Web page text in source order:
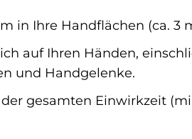
in Ihre Handflächen (ca. 3
auf Ihren Händen,
und Handgelenke.
gesamten Einwirkzeit